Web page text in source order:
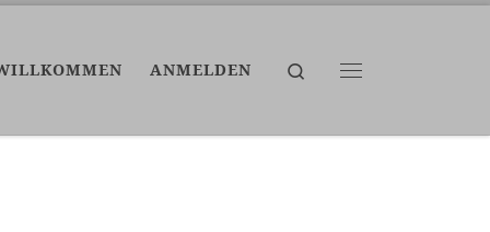
ANMELDEN
Search